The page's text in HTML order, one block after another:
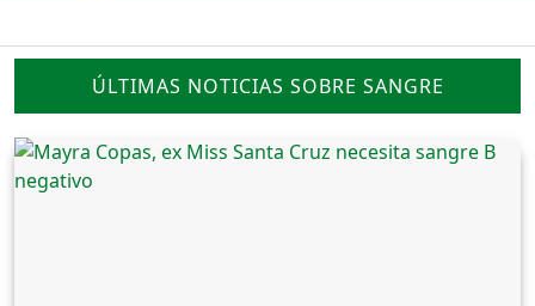
ÚLTIMAS NOTICIAS SOBRE SANGRE